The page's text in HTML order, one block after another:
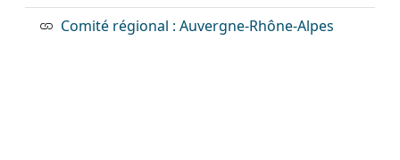
Comité régional : Auvergne-Rhône-Alpes